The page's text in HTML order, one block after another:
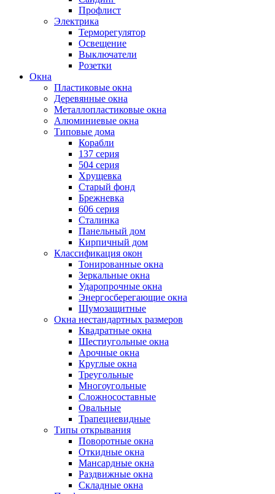
Профлист
Электрика
Терморегулятор
Освещение
Выключатели
Розетки
Окна
Пластиковые окна
Деревянные окна
Металлопластиковые окна
Алюминиевые окна
Типовые дома
Корабли
137 серия
504 серия
Хрущевка
Старый фонд
Брежневка
606 серия
Сталинка
Панельный дом
Кирпичный дом
Классификация окон
Тонированные окна
Зеркальные окна
Ударопрочные окна
Энергосберегающие окна
Шумозащитные
Окна нестандартных размеров
Квадратные окна
Шестиугольные окна
Арочные окна
Круглые окна
Треугольные
Многоугольные
Сложносоставные
Овальные
Трапециевидные
Типы открывания
Поворотные окна
Откидные окна
Мансардные окна
Раздвижные окна
Складные окна